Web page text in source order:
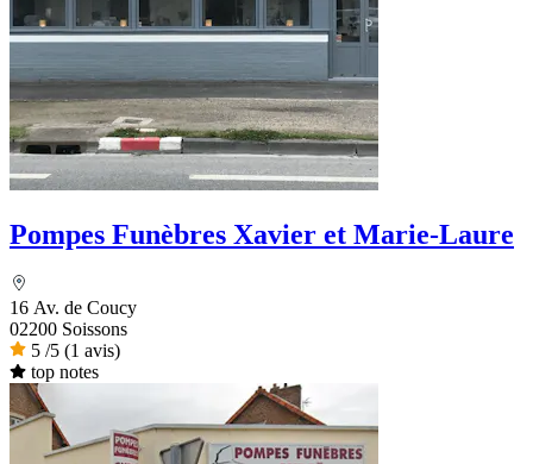
Pompes Funèbres Xavier et Marie-Laure
16 Av. de Coucy
02200 Soissons
5 /5 (1 avis)
top notes